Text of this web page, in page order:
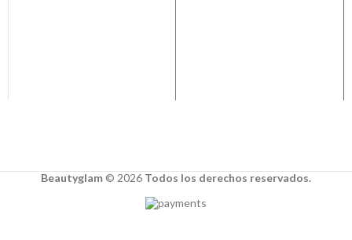
Beautyglam ©️ 2026 Todos los derechos reservados.